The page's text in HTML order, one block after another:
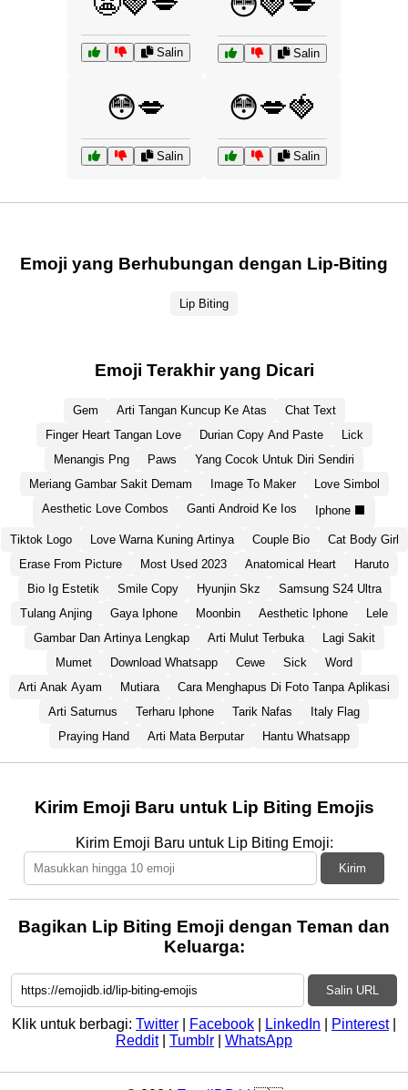
Salin Salin
😳💋
Salin
😳💋🍓
Salin
Emoji yang Berhubungan dengan Lip-Biting
Lip Biting
Emoji Terakhir yang Dicari
Gem Arti Tangan Kuncup Ke Atas
Chat Text
Finger Heart Tangan Love
Durian Copy And Paste
Lick
Menangis Png
Paws
Yang Cocok Untuk Diri Sendiri
Meriang Gambar Sakit Demam
Image To Maker
Love Simbol
Aesthetic Love Combos
Ganti Android Ke Ios Iphone ⬛
Tiktok Logo Love Warna Kuning Artinya Couple Bio
Cat Body Girl
Erase From Picture
Most Used 2023 Anatomical Heart
Haruto
Bio Ig Estetik
Smile Copy Hyunjin Skz
Samsung S24 Ultra
Tulang Anjing
Gaya Iphone Moonbin Aesthetic Iphone
Lele
Gambar Dan Artinya Lengkap
Arti Mulut Terbuka
Lagi Sakit
Mumet
Download Whatsapp Cewe Sick
Word
Arti Anak Ayam
Mutiara
Cara Menghapus Di Foto Tanpa Aplikasi
Arti Saturnus
Terharu Iphone Tarik Nafas
Italy Flag
Praying Hand
Arti Mata Berputar Hantu Whatsapp
Kirim Emoji Baru untuk Lip Biting Emojis
Kirim Emoji Baru untuk Lip Biting Emoji:
Kirim
Bagikan Lip Biting Emoji dengan Teman dan
Keluarga:
Salin URL
Klik untuk berbagi: Twitter Facebook LinkedIn Pinterest|
Reddit| Tumblr WhatsApp